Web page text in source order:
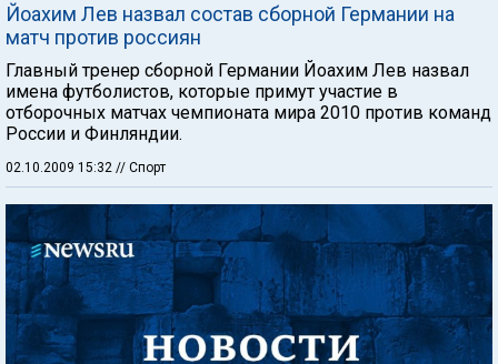
Йоахим Лев назвал состав сборной Германии на
матч против россиян
Главный тренер сборной Германии Йоахим Лев назвал
имена футболистов, которые примут участие в
отборочных матчах чемпионата мира 2010 против команд
России и Финляндии.
02.10.2009 15:32 // Спорт